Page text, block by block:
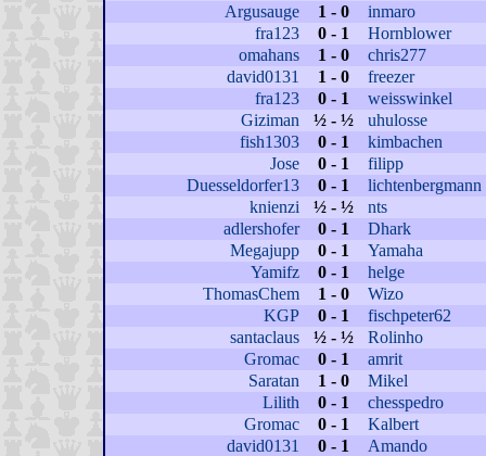
Argusauge
1 - 0
inmaro
fra123
0 - 1
Hornblower
omahans
1 - 0
chris277
david0131
1 - 0
freezer
fra123
0 - 1
weisswinkel
Giziman
½ - ½
uhulosse
fish1303
0 - 1
kimbachen
Jose
0 - 1
filipp
Duesseldorfer13
0 - 1
lichtenbergmann
knienzi
½ - ½
nts
adlershofer
0 - 1
Dhark
Megajupp
0 - 1
Yamaha
Yamifz
0 - 1
helge
ThomasChem
1 - 0
Wizo
KGP
0 - 1
fischpeter62
santaclaus
½ - ½
Rolinho
Gromac
0 - 1
amrit
Saratan
1 - 0
Mikel
Lilith
0 - 1
chesspedro
Gromac
0 - 1
Kalbert
david0131
0 - 1
Amando